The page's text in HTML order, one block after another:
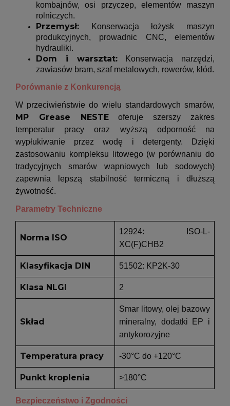
kombajnów, osi przyczep, elementów maszyn
rolniczych.
Przemysł: Konserwacja łożysk maszyn
produkcyjnych, prowadnic CNC, elementów
hydrauliki.
Dom i warsztat:Konserwacja narzędzi,
zawiasów bram, szaf metalowych, rowerów, kłód.
Porównanie z Konkurencją
W przeciwieństwie do wielu standardowych smarów,
MP Grease NESTEoferuje szerszy zakres
temperatur pracy oraz wyższą odporność na
wypłukiwanie przez wodę i detergenty. Dzięki
zastosowaniu kompleksu litowego (w porównaniu do
tradycyjnych smarów wapniowych lub sodowych)
zapewnia lepszą stabilność termiczną i dłuższą
żywotność.
Parametry Techniczne
Norma ISO
12924: ISO-L-
XC(F)CHB2
Klasyfikacja DIN 51502: KP2K-30
Klasa NLGI 2
Skład
Smar litowy, olej bazowy
mineralny, dodatki EP i
antykorozyjne
Temperatura pracy -30°C do +120°C
Punkt kroplenia >180°C
Bezpieczeństwo i Zgodności